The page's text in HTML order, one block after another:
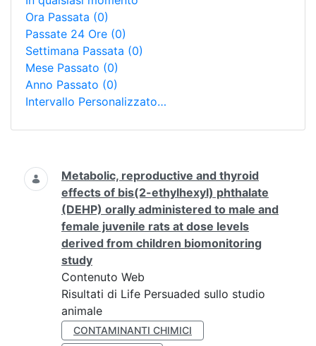
Ora Passata (0)
Passate 24 Ore (0)
Settimana Passata (0)
Mese Passato (0)
Anno Passato (0)
Intervallo Personalizzato…
Ricerca
Metabolic, reproductive and thyroid
effects of bis(2-ethylhexyl) phthalate
(DEHP) orally administered to male and
female juvenile rats at dose levels
derived from children biomonitoring
study
Contenuto Web
Risultati di Life Persuaded sullo studio
animale
CONTAMINANTI CHIMICI